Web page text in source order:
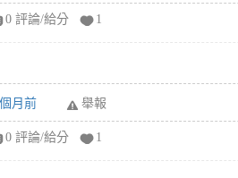
0 評論/給分 1
月前 舉報
0 評論/給分 1